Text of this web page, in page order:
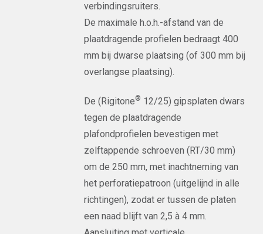
verbindingsruiters.
De maximale h.o.h.-afstand van de
plaatdragende profielen bedraagt 400
mm bij dwarse plaatsing (of 300 mm bij
overlangse plaatsing).
De (Rigitone® 12/25) gipsplaten dwars
tegen de plaatdragende
plafondprofielen bevestigen met
zelftappende schroeven (RT/30 mm)
om de 250 mm, met inachtneming van
het perforatiepatroon (uitgelijnd in alle
richtingen), zodat er tussen de platen
een naad blijft van 2,5 à 4 mm.